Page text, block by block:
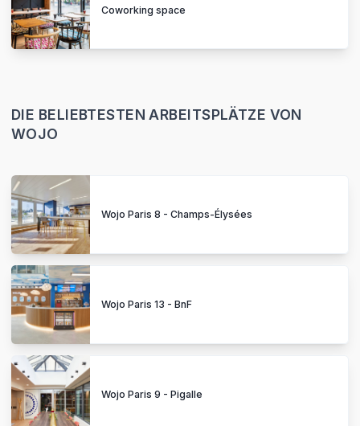
Coworking space
DIE BELIEBTESTEN ARBEITSPLÄTZE VON
WOJO
Wojo Paris 8 - Champs-Élysées
Wojo Paris 13 - BnF
Wojo Paris 9 - Pigalle